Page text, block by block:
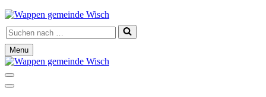
Suchen
nach …
Menu
Navigationsmenü
Navigationsmenü